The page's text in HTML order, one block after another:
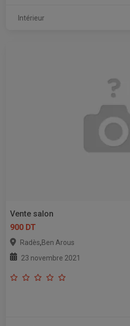
Intérieur
Vente salon
900 DT
Radès,Ben Arous
23 novembre 2021